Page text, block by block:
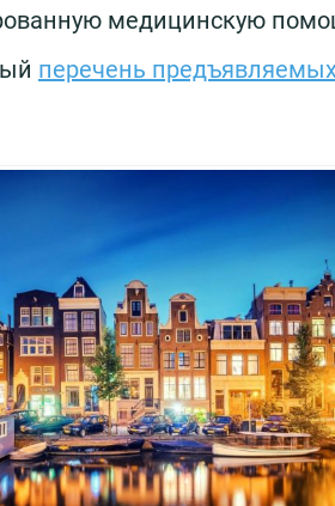
медицинскую
перечень